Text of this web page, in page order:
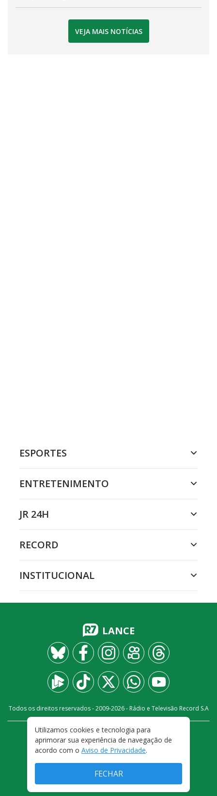
VEJA MAIS NOTÍCIAS
ESPORTES
ENTRETENIMENTO
JR 24H
RECORD
INSTITUCIONAL
LANCE
Todos os direitos reservados - 2009-2026- Rádio e Televisão Record S.A
FALE CONOSCO
PRIVACIDADE
TERMOS E CONDIÇÕES DE USO
Utilizamos cookies e tecnologia para
aprimorar sua experiência de navegação de
acordo com o Aviso de Privacidade.
FECHAR